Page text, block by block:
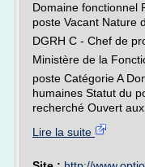
Domaine fonctionnel
poste Vacant Nature
DGRH C - Chef de
Ministère de la
poste Catégorie A
humaines Statut du
recherché Ouvert
Lire la suite